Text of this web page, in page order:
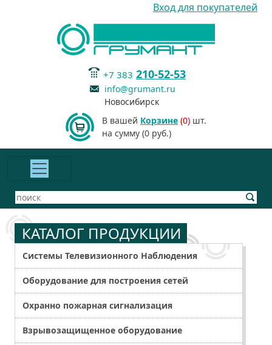
Вход для покупателей
+7 383 210-52-53
info@grumant.ru
Новосибирск
В вашей Корзине (0) шт.
на сумму (0 руб.)
КАТАЛОГ ПРОДУКЦИИ
Системы Телевизионного Наблюдения
Оборудование для построения сетей
Охранно пожарная сигнализация
Взрывозащищенное оборудование